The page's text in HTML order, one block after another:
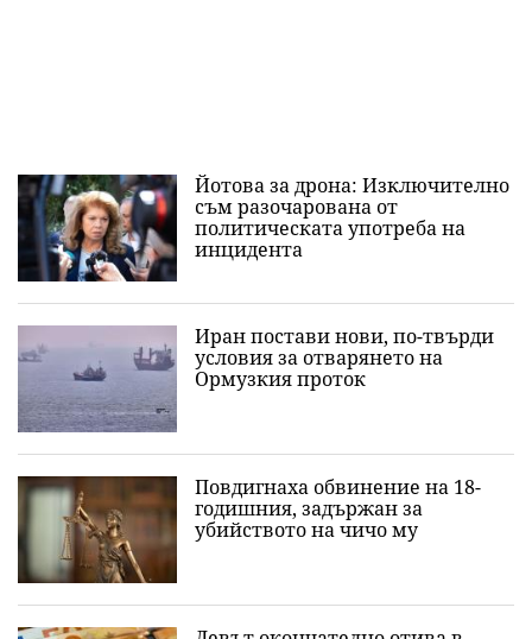
Йотова за дрона: Изключително
съм разочарована от
политическата употреба на
инцидента
Иран постави нови, по-твърди
условия за отварянето на
Ормузкия проток
Повдигнаха обвинение на 18-
годишния, задържан за
убийството на чичо му